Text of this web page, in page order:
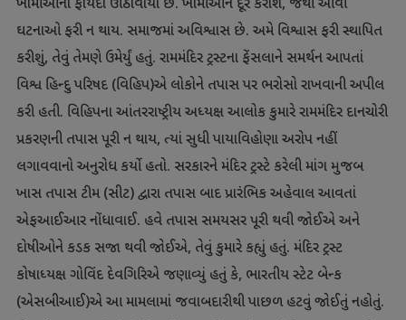
ખામીઓનો ફાયદો ઊઠાવાયો છે. ખામીઓને દૂર કરાશે, જેથી આવી
ઘટનાઓ ફરી ન થાય. સમાજમાં અવિશ્વાસ છે. અમે વિશ્વાસ ફરી સ્થાપિત
કરીશું, તેવું તેમણે ઉમેર્યું હતું. રામમંદિર ટ્રસ્ટના ફેંસલાને સમર્થન આપતાં
વિશ્વ હિન્દુ પરિષદ (વિહિપ)એ લોકોને તપાસ પર ભરોસો રાખવાની અપીલ
કરી હતી. વિહિપના આંતરરાષ્ટ્રીય અધ્યક્ષ આલોક કુમારે રામમંદિર દાનચોરી
પ્રકરણની તપાસ પૂરી ન થાય, ત્યાં સુધી પાયાવિહોણા અરોપ નહીં
લગાવવાનો અનુરોધ કર્યો હતો. સરકારને મંદિર ટ્રસ્ટે કરેલી માંગ મુજબ
ખાસ તપાસ ટીમ (સીટ) દ્વારા તપાસ બાદ પ્રારંભિક અહેવાલ આવતાં
એફઆઈઆર નોંધાવાઈ. હવે તપાસ સમયસર પૂરી થવી જોઈએ અને
દોષીઓને કડક સજા થવી જોઈએ, તેવું કુમારે કહ્યું હતું. મંદિર ટ્રસ્ટ
કોષાધ્યક્ષ ગોવિંદ દેવગિરિએ જણાવ્યું હતું કે, ભારતીય સ્ટેટ બેન્ક
(એસબીઆઈ)એ આ મામલામાં જવાબદારીથી પાછળ હટવું જોઈતું નહોતું.